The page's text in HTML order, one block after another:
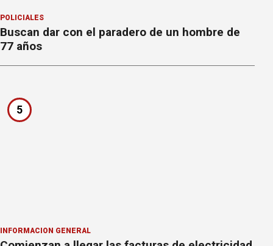
POLICIALES
Buscan dar con el paradero de un hombre de
77 años
5
INFORMACION GENERAL